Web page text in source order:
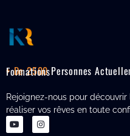
+ De 2500
Personnes Actuellement Satisfaites De Mes Formations
Rejoignez-nous pour
réaliser vos rêves en toute